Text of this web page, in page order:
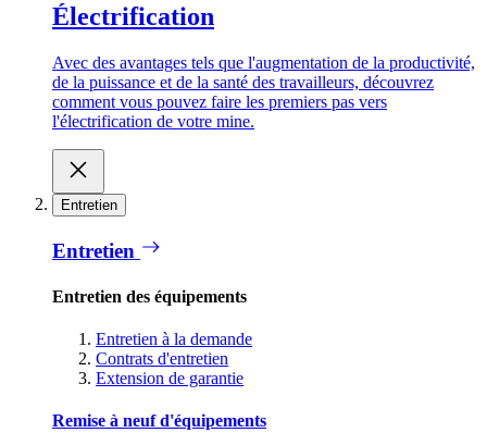
Électrification
Avec des avantages tels que l'augmentation de la productivité,
de la puissance et de la santé des travailleurs, découvrez
comment vous pouvez faire les premiers pas vers
l'électrification de votre mine.
Entretien
Entretien
Entretien des équipements
Entretien à la demande
Contrats d'entretien
Extension de garantie
Remise à neuf d'équipements